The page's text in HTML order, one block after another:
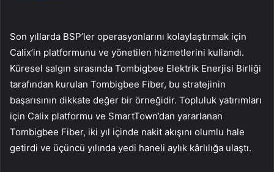
Son yıllarda BSP’ler operasyonlarını kolaylaştırmak için
Calix’in platformunu ve yönetilen hizmetlerini kullandı.
Küresel salgın sırasında Tombigbee Elektrik Enerjisi Birliği
tarafından kurulan Tombigbee Fiber, bu stratejinin
başarısının dikkate değer bir örneğidir. Topluluk yatırımları
için Calix platformu ve SmartTown’dan yararlanan
Tombigbee Fiber, iki yıl içinde nakit akışını olumlu hale
getirdi ve üçüncü yılında yedi haneli aylık kârlılığa ulaştı.